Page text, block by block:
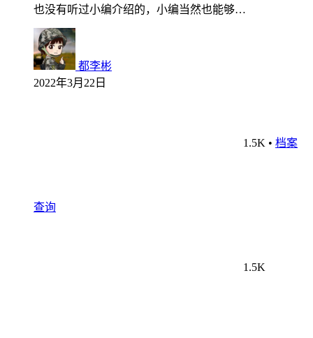
也没有听过小编介绍的，小编当然也能够…
都李彬
2022年3月22日
1.5K • 档案
查询
1.5K